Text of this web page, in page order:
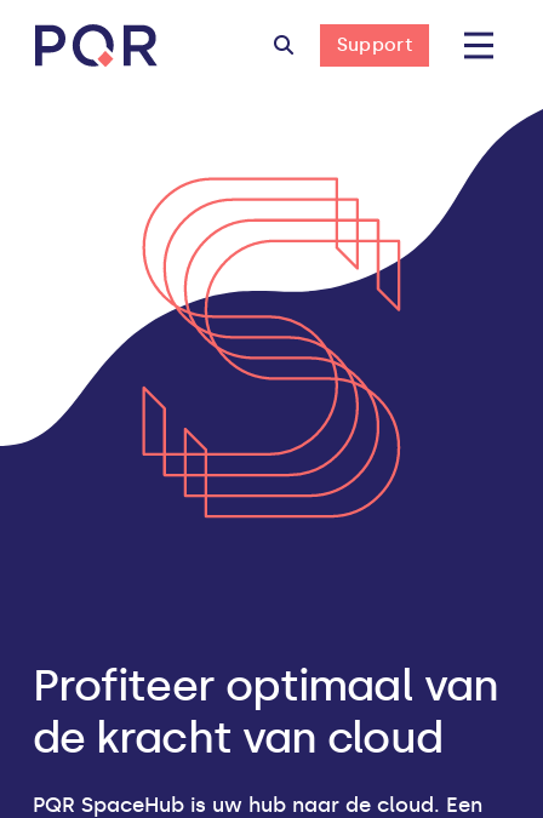
Support
Profiteer optimaal van
de kracht van cloud
PQR SpaceHub is uw hub naar de cloud. Een